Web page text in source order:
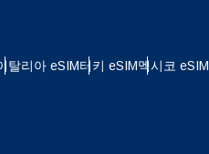
탈리아 eSIM터키 eSIM멕시코 eSIM